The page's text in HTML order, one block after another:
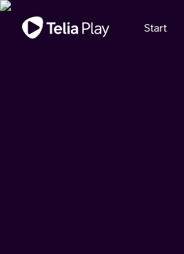
Viktigt meddelande
Start